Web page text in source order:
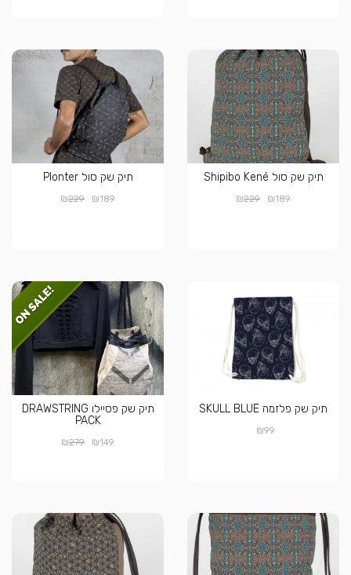
תיק שק סול Shipibo Kené
₪189
₪229
תיק שק סול Plonter
₪189
₪229
תיק שק פלזמה SKULL BLUE
₪99
תיק שק פסיילו DRAWSTRING
PACK
₪149
₪279